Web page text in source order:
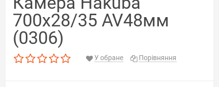
700x28/35 AV48мм
(0306)
У обране Порівняння